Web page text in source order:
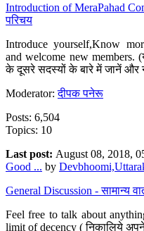
Introduction of MeraPahad
परिचय
Introduce yourself,Know
and welcome new members.
के दूसरे सदस्यों के बारे में जानें और
Moderator:दीपक पनेरू
Posts: 6,504
Topics: 10
Last post: August 08, 2018,
Good ... by
General Discussion - सामान्य
Feel free to talk about
limit of decency ( निकालिये